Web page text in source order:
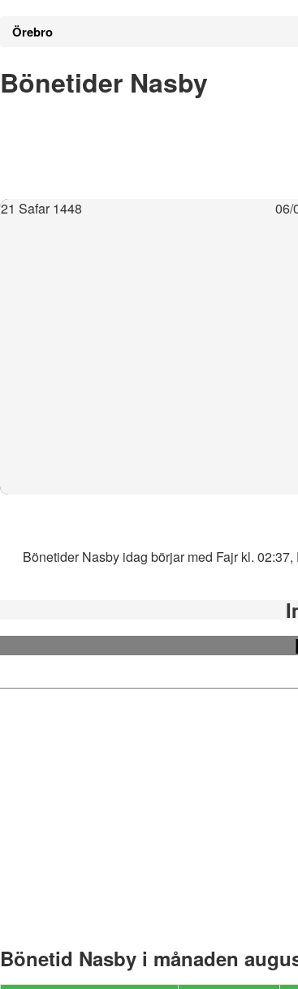
Örebro
Bönetider Nasby
21 Safar 1448 06/
Bönetider Nasby idag börjar med Fajr kl.
Bönetid Nasby i månaden